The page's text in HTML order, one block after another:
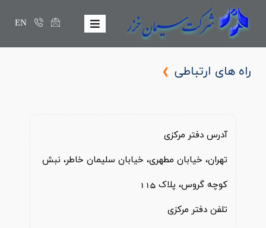
EN
راه های ارتباطی
آدرس دفتر مرکزی
تهران، خیابان مطهری، خیابان سلیمان خاطر، نبش
کوچه گروس، پلاک 115
تلفن دفتر مرکزی